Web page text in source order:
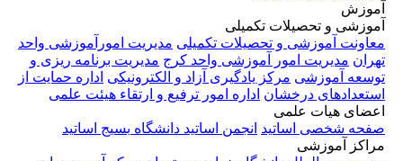
آموزش
آموزشی و تحصیلات تکمیلی
معاونت آموزشی و تحصیلات تکمیلی مدیریت امورآموزشی واحد
تهران مدیریت امور آموزشی واحد کرج مدیریت برنامه ریزی و
توسعه آموزشی مرکز یادگیری آزاد و الکترونیکی اداره حمایت از
استعدادهای درخشان اداره امور ترفیع و ارتقاء هیئت علمی
اعضای هیات علمی
صفحه شخصی اساتید انجمن اساتید دانشگاه بسیج اساتید
مراکز آموزشی